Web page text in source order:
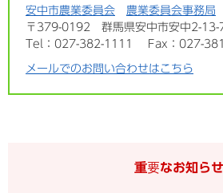
安中市農業委員会 農業委員会事務局
〒379-0192
群馬県安中市安中2-13-
Tel：027-382-1111
Fax：027-
メールでのお問い合わせはこちら
重要なお知らせ